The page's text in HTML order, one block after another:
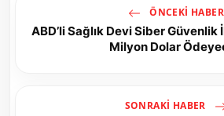
ÖNCEKI HABER
ABD’li Sağlık Devi Siber Güvenlik
Milyon Dolar
SONRAKI HABER